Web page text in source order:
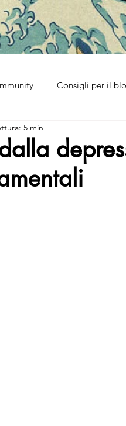
Consigli per il
5 min